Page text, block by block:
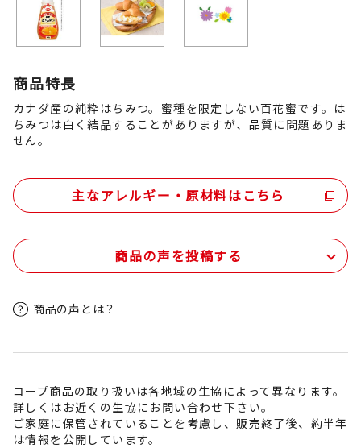
商品特長
カナダ産の純粋はちみつ。蜜種を限定しない百花蜜です。は
ちみつは白く結晶することがありますが、品質に問題ありま
せん。
主なアレルギー・原材料はこちら
商品の声を投稿する
商品の声とは？
コープ商品の取り扱いは各地域の生協によって異なります。
詳しくはお近くの生協にお問い合わせ下さい。
ご家庭に保管されていることを考慮し、販売終了後、約半年
は情報を公開しています。